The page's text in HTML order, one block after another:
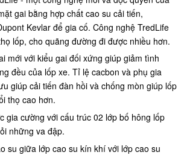
gai bằng hợp chất cao su cải tiến,
Kevlar để gia cố. Công nghệ TredLife
lốp, cho quãng đường đi được nhiều hơn.
mới với kiểu gai đối xứng giúp giảm tình
đều của lốp xe. Tỉ lệ cacbon và phụ gia
giúp cải tiến đàn hồi và chống mòn giúp lốp
thọ cao hơn.
gia cường với cấu trúc 02 lớp bố hông lốp
những va đập.
su giữa lớp cao su kín khí với lớp cao su